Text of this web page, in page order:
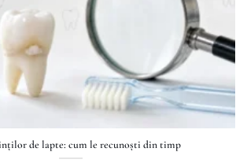
de lapte: cum le recunoști din timp